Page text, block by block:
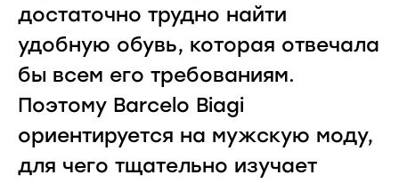
достаточно трудно найти
удобную обувь, которая отвечала
бы всем его требованиям.
Поэтому Barcelo Biagi
ориентируется на мужскую моду,
для чего тщательно изучает